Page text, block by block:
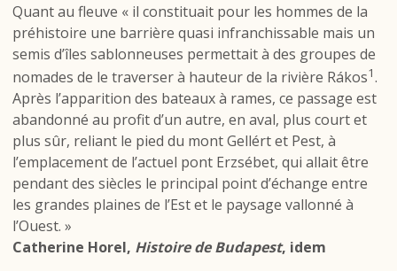
Quant au fleuve « il constituait pour les hommes de la
préhistoire une barrière quasi infranchissable mais un
semis d’îles sablonneuses permettait à des groupes de
nomades de le traverser à hauteur de la rivière Rákos1.
Après l’apparition des bateaux à rames, ce passage est
abandonné au profit d’un autre, en aval, plus court et
plus sûr, reliant le pied du mont Gellért et Pest, à
l’emplacement de l’actuel pont Erzsébet, qui allait être
pendant des siècles le principal point d’échange entre
les grandes plaines de l’Est et le paysage vallonné à
l’Ouest. »
Catherine Horel, Histoire de Budapest, idem